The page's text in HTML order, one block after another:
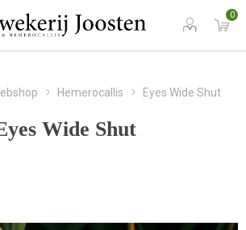
0
Hemerocallis Eyes Wide Shut
Wide Shut